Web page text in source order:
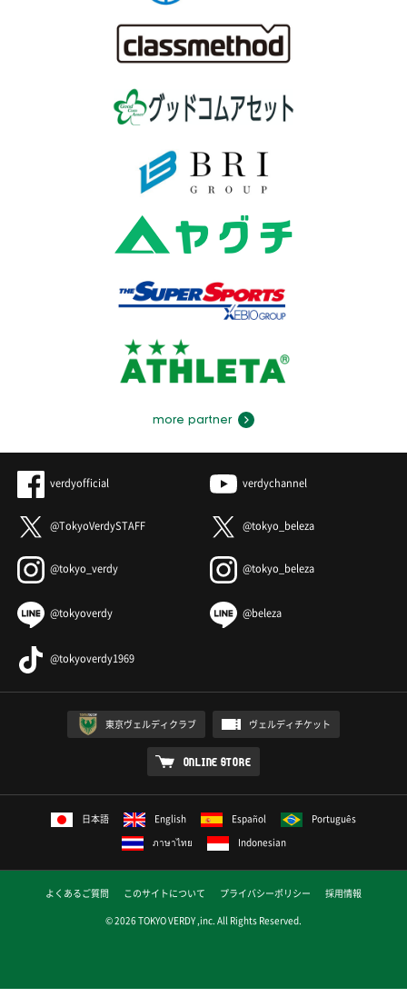
more partner
verdyofficial verdychannel
@TokyoVerdySTAFF @tokyo_beleza
@tokyo_verdy @tokyo_beleza
@tokyoverdy @beleza
@tokyoverdy1969
東京ヴェルディクラブ ヴェルディチケット
ONLINE STORE
日本語 English Español
Português
ภาษาไทย
Indonesian
よくあるご質問 このサイトについて プライバシーポリシー
採用情報
© 2026 TOKYO VERDY ,inc. All Rights Reserved.